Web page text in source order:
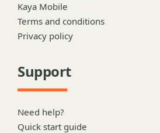
Kaya Mobile
Terms and conditions
Privacy policy
Support
Need help?
Quick start guide